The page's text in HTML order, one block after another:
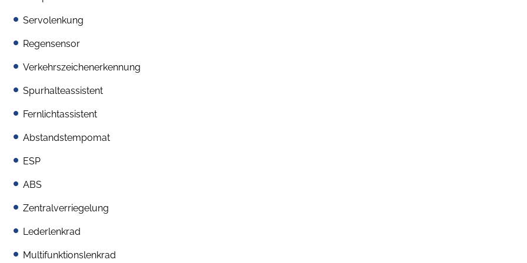
Servolenkung
Regensensor
Verkehrszeichenerkennung
Spurhalteassistent
Fernlichtassistent
Abstandstempomat
ESP
ABS
Zentralverriegelung
Lederlenkrad
Multifunktionslenkrad